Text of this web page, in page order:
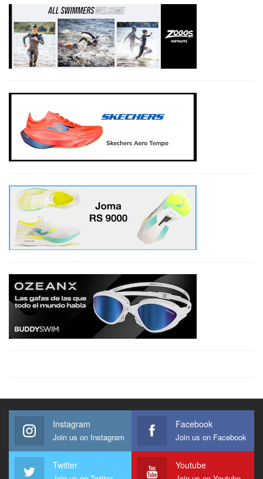
Instagram
Join us on Instagram
Facebook
Join us on Facebook
Twitter Youtube